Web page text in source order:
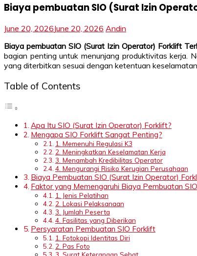
Biaya pembuatan SIO (Surat Izin
June 20, 2026June 20, 2026 Andin
Biaya pembuatan SIO (Surat Izin Operator) Forklift
bagian penting untuk menunjang produktivitas kerja.
yang diterbitkan sesuai dengan ketentuan
Table of Contents
Apa Itu SIO (Surat Izin Operator) Forklift?
Mengapa SIO Forklift Sangat Penting?
1. Memenuhi Regulasi K3
2. Meningkatkan Keselamatan Kerja
3. Menambah Kredibilitas Operator
4. Mengurangi Risiko Kerugian Perusahaan
Biaya Pembuatan SIO (Surat Izin Operator)
Faktor yang Memengaruhi Biaya Pembuatan
1. Jenis Pelatihan
2. Lokasi Pelaksanaan
3. Jumlah Peserta
4. Fasilitas yang Diberikan
Persyaratan Pembuatan SIO Forklift
1. Fotokopi Identitas Diri
2. Pas Foto
3. Surat Keterangan Sehat